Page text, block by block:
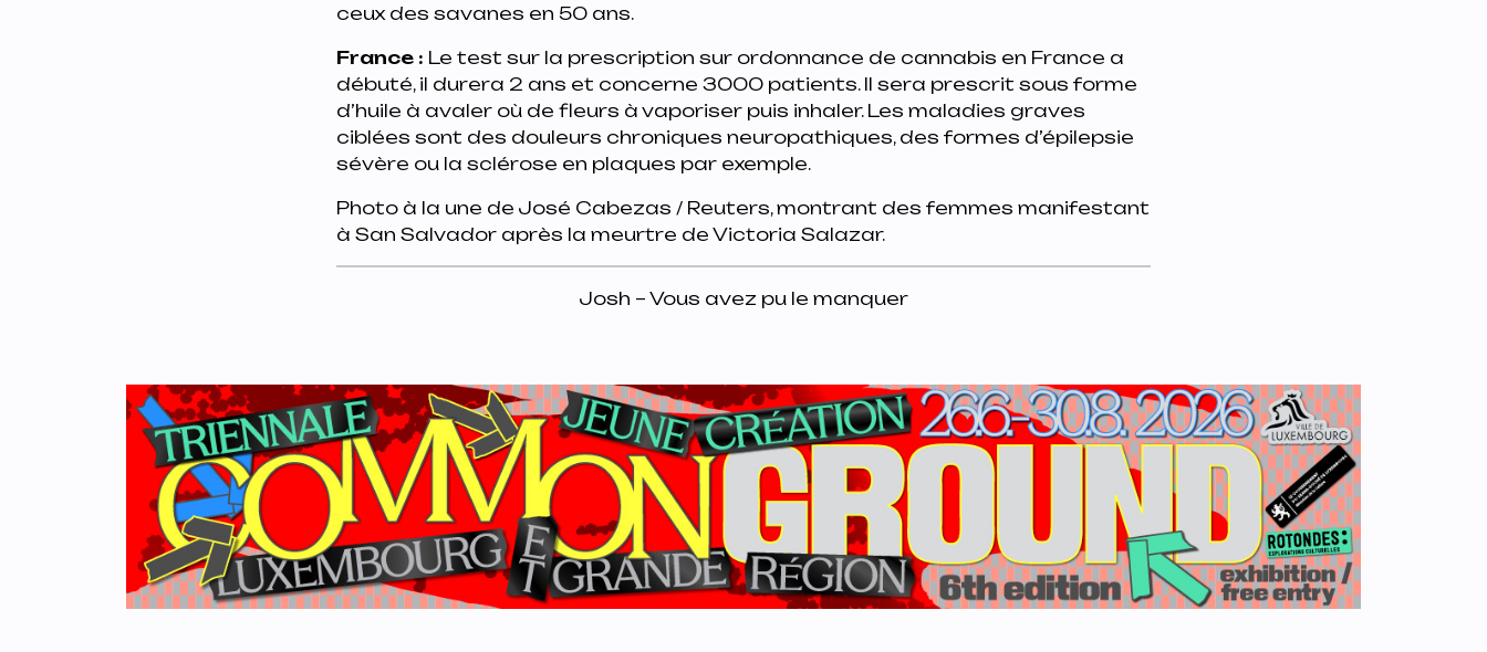
ceux des savanes en 50 ans.
France : Le test sur la prescription sur ordonnance de cannabis en France a
débuté, il durera 2 ans et concerne 3000 patients. Il sera prescrit sous forme
d’huile à avaler où de fleurs à vaporiser puis inhaler. Les maladies graves
ciblées sont des douleurs chroniques neuropathiques, des formes d’épilepsie
sévère ou la sclérose en plaques par exemple.
Photo à la une de José Cabezas / Reuters, montrant des femmes manifestant
à San Salvador après la meurtre de Victoria Salazar.
Josh – Vous avez pu le manquer